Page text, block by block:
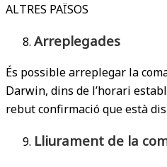
ALTRES PAÏSOS
Arreplegades
És possible arreplegar la
Darwin, dins de l’horari
rebut confirmació que està
Lliurament de la